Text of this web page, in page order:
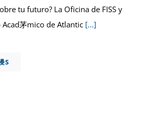
tu futuro? La Oficina de FISS y
Acad茅mico de Atlantic[...]
S